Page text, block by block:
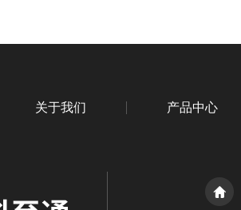
关于我们 产品中心